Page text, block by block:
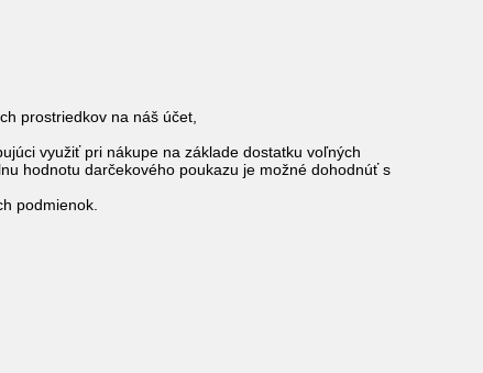
prostriedkov na náš účet,
využiť pri nákupe na základe dostatku voľných
hodnotu darčekového poukazu je možné dohodnúť s
podmienok.